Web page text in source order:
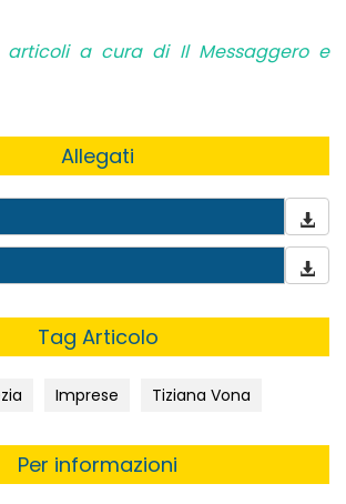
a cura di Il Messaggero e
Allegati
Tag Articolo
Imprese Tiziana Vona
Per informazioni